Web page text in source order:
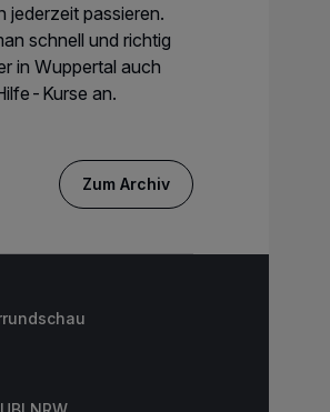
jederzeit passieren.
schnell und richtig
in Wuppertal auch
Kurse an.
Zum Archiv